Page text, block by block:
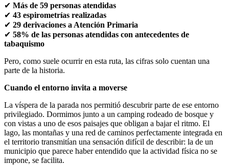
✔ Más de 59 personas atendidas
✔ 43 espirometrías realizadas
✔ 29 derivaciones a Atención Primaria
✔ 58% de las personas atendidas con antecedentes de
tabaquismo
Pero, como suele ocurrir en esta ruta, las cifras solo cuentan una
parte de la historia.
Cuando el entorno invita a moverse
La víspera de la parada nos permitió descubrir parte de ese entorno
privilegiado. Dormimos junto a un camping rodeado de bosque y
con vistas a uno de esos paisajes que obligan a bajar el ritmo. El
lago, las montañas y una red de caminos perfectamente integrada en
el territorio transmitían una sensación difícil de describir: la de un
municipio que parece haber entendido que la actividad física no se
impone, se facilita.